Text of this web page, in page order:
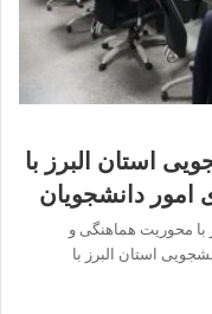
استان البرز با
امور دانشجویان
محوریت هماهنگی و
استان البرز با